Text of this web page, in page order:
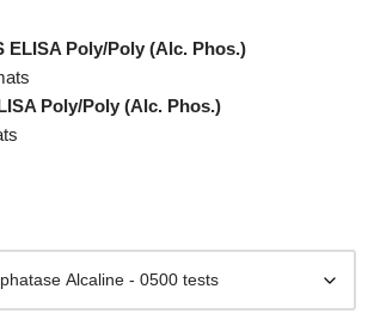
ELISA Poly/Poly (Alc. Phos.)
Poly/Poly (Alc. Phos.)